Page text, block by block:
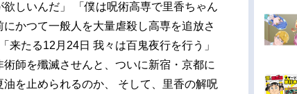
しいんだ」 「僕は呪術高専で里香ちゃん
かつて一般人を大量虐殺し高専を追放さ
来たる12月24日 我々は百鬼夜行を行う」
師を殲滅させんと、ついに新宿・京都に
を止められるのか、 そして、里香の解呪